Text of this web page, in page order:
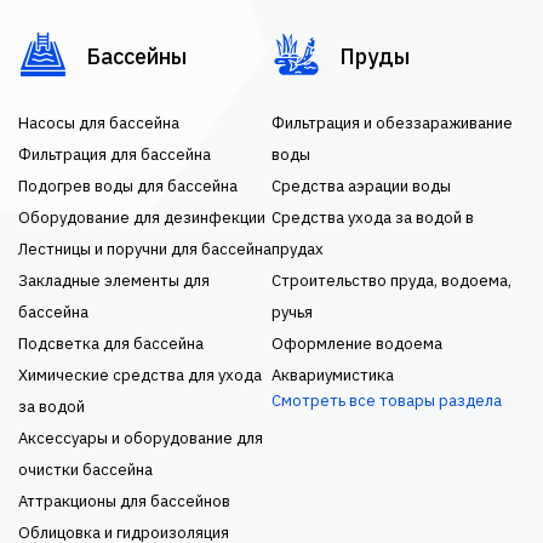
Бассейны
Насосы для бассейна
Фильтрация для бассейна
Подогрев воды для бассейна
Оборудование для дезинфекции
Лестницы и поручни для бассейна
Закладные элементы для
бассейна
Подсветка для бассейна
Химические средства для ухода
за водой
Аксессуары и оборудование для
очистки бассейна
Аттракционы для бассейнов
Облицовка и гидроизоляция
Пруды
Фильтрация и обеззараживание
воды
Средства аэрации воды
Средства ухода за водой в
прудах
Строительство пруда, водоема,
ручья
Оформление водоема
Аквариумистика
Смотреть все товары раздела